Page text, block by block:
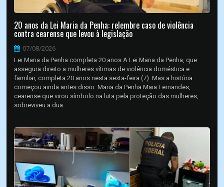
20 anos da Lei Maria da Penha: relembre caso de violência
contra cearense que levou à legislação
07/08/2026
Lei Maria da Penha completa 20 anos A Lei Maria da Penha, que
assegura direito a mulheres vítimas de violência doméstica e
familiar, completa 20 anos nesta sexta-feira (7). Mas a história
começou ainda antes disso. Maria da Penha Maia Fernandes,
cearense que virou símbolo na luta pela proteção das mulheres,
sobreviveu a dua...